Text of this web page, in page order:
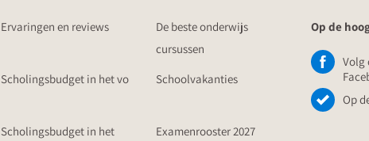
Ervaringen en reviews
De beste onderwijs
cursussen
Scholingsbudget in het vo Schoolvakanties
Scholingsbudget in het Examenrooster 2027
Op de
Volg
Op